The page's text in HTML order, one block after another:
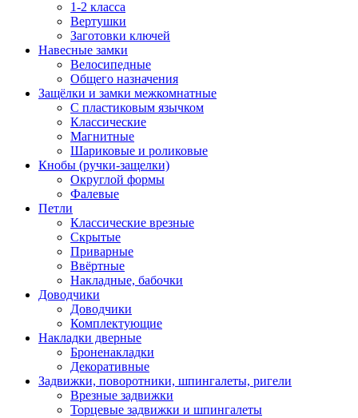
1-2 класса
Вертушки
Заготовки ключей
Навесные замки
Велосипедные
Общего назначения
Защёлки и замки межкомнатные
С пластиковым язычком
Классические
Магнитные
Шариковые и роликовые
Кнобы (ручки-защелки)
Округлой формы
Фалевые
Петли
Классические врезные
Скрытые
Приварные
Ввёртные
Накладные, бабочки
Доводчики
Доводчики
Комплектующие
Накладки дверные
Броненакладки
Декоративные
Задвижки, поворотники, шпингалеты, ригели
Врезные задвижки
Торцевые задвижки и шпингалеты